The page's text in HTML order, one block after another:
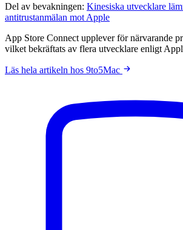
Del av bevakningen: Kinesiska utvecklare
antitrustanmälan mot Apple
App Store Connect upplever för närvarande
vilket bekräftats av flera utvecklare enligt
Läs hela artikeln hos 9to5Mac